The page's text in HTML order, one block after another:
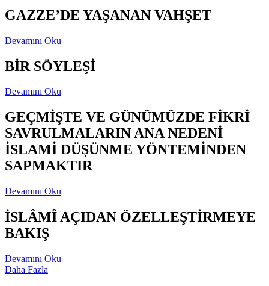
GAZZE’DE YAŞANAN VAHŞET
Devamını Oku
BİR SÖYLEŞİ
Devamını Oku
GEÇMİŞTE VE GÜNÜMÜZDE FİKRİ
SAVRULMALARIN ANA NEDENİ
İSLAMİ DÜŞÜNME YÖNTEMİNDEN
SAPMAKTIR
Devamını Oku
İSLÂMÎ AÇIDAN ÖZELLEŞTİRMEYE
BAKIŞ
Devamını Oku
Daha Fazla